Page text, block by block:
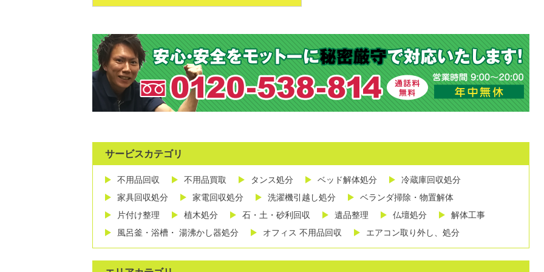
サービスカテゴリ
不用品回収 不用品買取 タンス処分 ベッド解体処分
冷蔵庫回収処分
家具回収処分
家電回収処分 洗濯機引越し処分
ベランダ掃除・物置解体
片付け整理
植木処分 石・土・砂利回収 遺品整理 仏壇処分
解体工事
風呂釜・浴槽・ 湯沸かし器処分
オフィス 不用品回収 エアコン取り外し、処分